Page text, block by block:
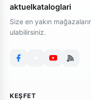
aktuelkataloglari
Size en yakın
ulabilirsiniz.
KEŞFET